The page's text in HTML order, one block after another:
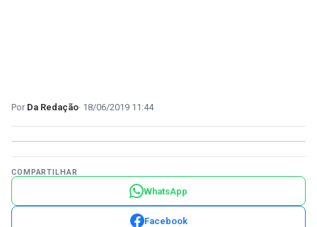
Da Redação 18/06/2019 11:44
COMPARTILHAR
WhatsApp
Facebook